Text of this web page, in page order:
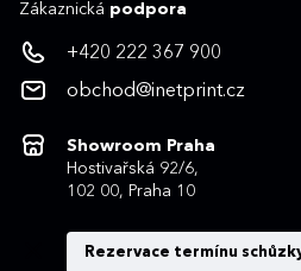
Zákaznická podpora
+420 222 367 900
obchod@inetprint.cz
Showroom Praha
Hostivařská 92/6,
102 00, Praha 10
Rezervace termínu